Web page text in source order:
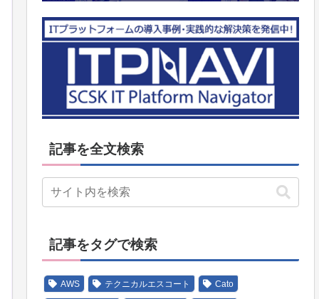
記事を全文検索
記事をタグで検索
AWS テクニカルエスコート Cato